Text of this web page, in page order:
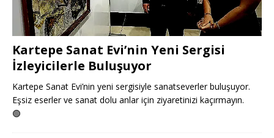
Kartepe Sanat Evi’nin Yeni Sergisi
İzleyicilerle Buluşuyor
Kartepe Sanat Evi’nin yeni sergisiyle sanatseverler buluşuyor.
Eşsiz eserler ve sanat dolu anlar için ziyaretinizi kaçırmayın.
🟢